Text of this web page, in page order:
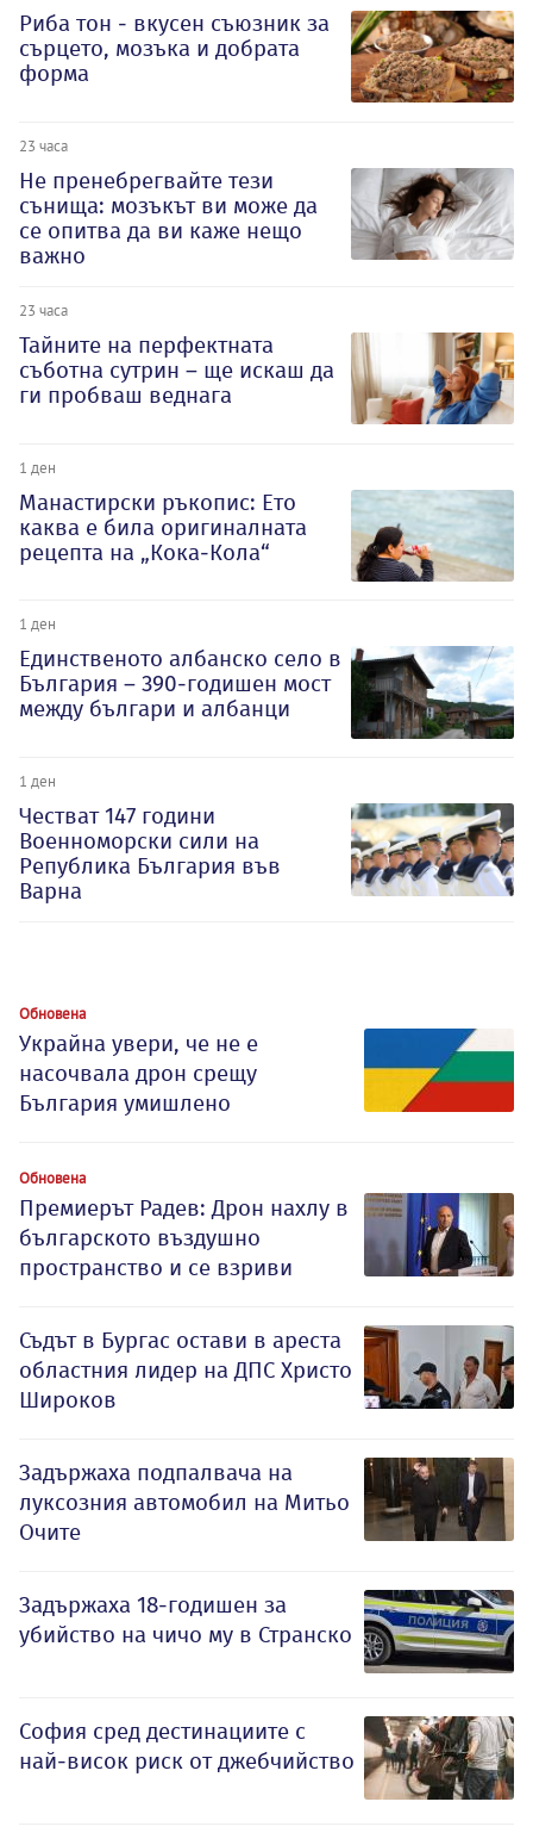
Риба тон - вкусен съюзник за
сърцето, мозъка и добрата
форма
23 часа
Не пренебрегвайте тези
сънища: мозъкът ви може да
се опитва да ви каже нещо
важно
23 часа
Тайните на перфектната
съботна сутрин – ще искаш да
ги пробваш веднага
1 ден
Манастирски ръкопис: Ето
каква е била оригиналната
рецепта на „Кока-Кола“
1 ден
Единственото албанско село в
България – 390-годишен мост
между българи и албанци
1 ден
Честват 147 години
Военноморски сили на
Република България във
Варна
Обновена
Украйна увери, че не е
насочвала дрон срещу
България умишлено
Обновена
Премиерът Радев: Дрон нахлу в
българското въздушно
пространство и се взриви
Съдът в Бургас остави в ареста
областния лидер на ДПС Христо
Широков
Задържаха подпалвача на
луксозния автомобил на Митьо
Очите
Задържаха 18-годишен за
убийство на чичо му в Странско
София сред дестинациите с
най-висок риск от джебчийство